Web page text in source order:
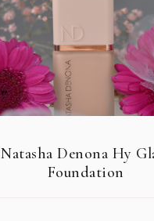
Natasha Denona Hy
Foundation